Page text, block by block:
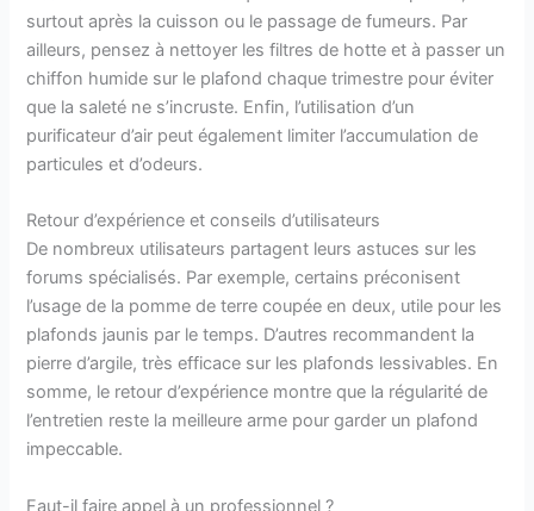
surtout après la cuisson ou le passage de fumeurs. Par
ailleurs, pensez à nettoyer les filtres de hotte et à passer un
chiffon humide sur le plafond chaque trimestre pour éviter
que la saleté ne s’incruste. Enfin, l’utilisation d’un
purificateur d’air peut également limiter l’accumulation de
particules et d’odeurs.
Retour d’expérience et conseils d’utilisateurs
De nombreux utilisateurs partagent leurs astuces sur les
forums spécialisés. Par exemple, certains préconisent
l’usage de la pomme de terre coupée en deux, utile pour les
plafonds jaunis par le temps. D’autres recommandent la
pierre d’argile, très efficace sur les plafonds lessivables. En
somme, le retour d’expérience montre que la régularité de
l’entretien reste la meilleure arme pour garder un plafond
impeccable.
Faut-il faire appel à un professionnel ?